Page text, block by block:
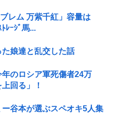
レム 万紫千紅」容量は
ﾚｰｼﾞ馬...
娘達と乱交した話
のロシア軍死傷者24万
回る」！
谷本が選ぶスペオキ5人集